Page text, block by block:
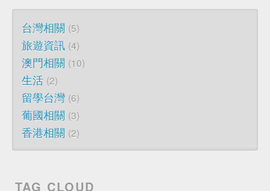
台灣相關 5
旅遊資訊 4
澳門相關 10
生活 2
留學台灣 6
葡國相關 3
香港相關 2
TAG CLOUD